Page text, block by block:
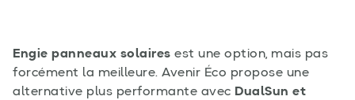
Engie panneaux solaires est une option, mais pas
forcément la meilleure. Avenir Éco propose une
alternative plus performante avec DualSun et